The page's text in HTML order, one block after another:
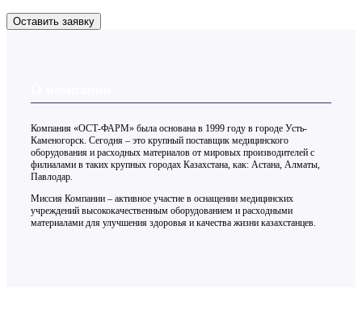
Оставить заявку
Компания «ОСТ-ФАРМ» была основана в 1999 году в городе Усть-
Каменогорск. Сегодня – это крупный поставщик медицинского
оборудования и расходных материалов от мировых производителей с
филиалами в таких крупных городах Казахстана, как: Астана, Алматы,
Павлодар.
Миссия Компании – активное участие в оснащении медицинских
учреждений высококачественным оборудованием и расходными
материалами для улучшения здоровья и качества жизни казахстанцев.